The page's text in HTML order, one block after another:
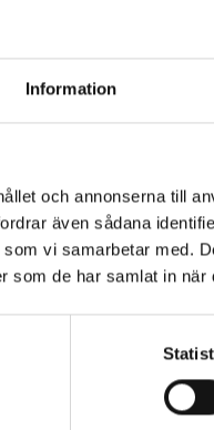
Information
och annonserna till
även sådana
vi samarbetar med.
som de har samlat in
30 mm
also